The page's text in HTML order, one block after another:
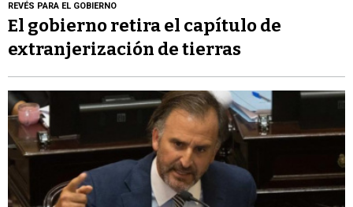
REVÉS PARA EL GOBIERNO
El gobierno retira el capítulo de
extranjerización de tierras